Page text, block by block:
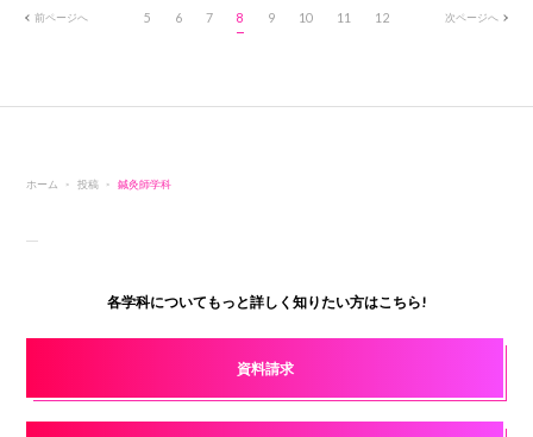
前ページへ 5 6 7 8 9 10 11 12 次ページへ
ホーム 投稿 鍼灸師学科
各学科についてもっと詳しく知りたい方はこちら!
資料請求